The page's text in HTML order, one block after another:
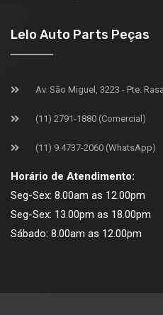
Lelo Auto Parts Peças
Av. São Miguel, 3223 - Pte.
(11) 2791-1880 (Comercial)
(11) 9.4737-2060 (WhatsApp)
Horário de Atendimento:
Seg-Sex: 8.00am as 12.00pm
Seg-Sex: 13.00pm as 18.00pm
Sábado: 8.00am as 12.00pm